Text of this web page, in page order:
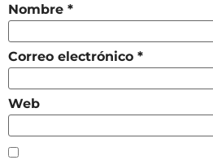
Nombre *
Correo electrónico *
Web